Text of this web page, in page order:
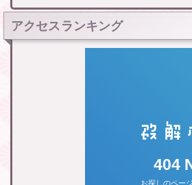
アクセスランキング